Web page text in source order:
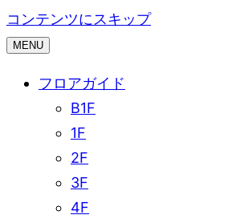
コンテンツにスキップ
MENU
フロアガイド
B1F
1F
2F
3F
4F